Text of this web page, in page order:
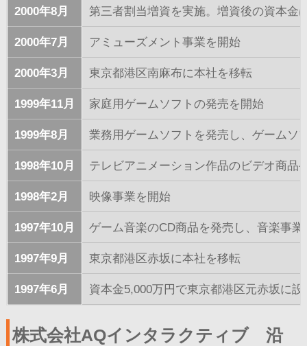
2000年8月 第三者割当増資を実施。増資後の資本金
2000年7月 アミューズメント事業を開始
2000年3月 東京都港区南麻布に本社を移転
1999年11月 家庭用ゲームソフトの発売を開始
1999年8月 業務用ゲームソフトを発売し、ゲームソ
1998年10月 テレビアニメーション作品のビデオ商品
1998年2月 映像事業を開始
1997年10月 ゲーム音楽のCD商品を発売し、音楽事業
1997年9月 東京都港区赤坂に本社を移転
1997年6月 資本金5,000万円で東京都港区元赤坂に設
株式会社AQインタラクティブ 沿